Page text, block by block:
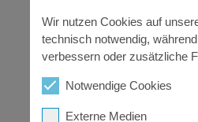
Wir nutzen Cookies auf
technisch notwendig,
verbessern oder zusätzliche
Notwendige Cookies
Externe Medien